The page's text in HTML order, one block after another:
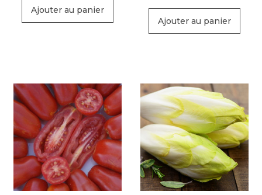
Ajouter au panier
Ajouter au panier